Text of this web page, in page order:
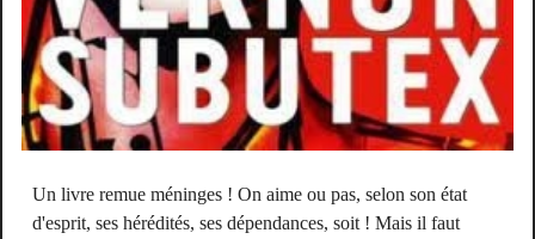
Un livre remue méninges ! On aime ou pas, selon son état
d'esprit, ses hérédités, ses dépendances, soit ! Mais il faut